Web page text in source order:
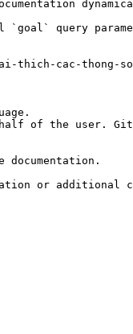
`goal` query
thich-cac-thong-
of the user.
or